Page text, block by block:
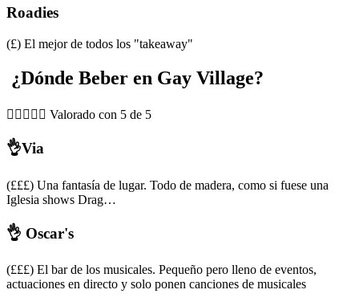
Roadies
(£) El mejor de todos los "takeaway"
¿Dónde Beber en Gay Village?
     Valorado con 5 de 5
👌Via
(£££) Una fantasía de lugar. Todo de madera, como si fuese una
Iglesia shows Drag…
👌 Oscar's
(£££) El bar de los musicales. Pequeño pero lleno de eventos,
actuaciones en directo y solo ponen canciones de musicales